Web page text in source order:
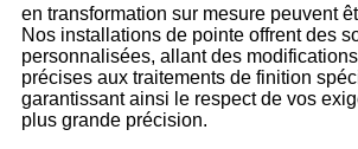
en transformation sur mesure peuvent
Nos installations de pointe offrent des
personnalisées, allant des
précises aux traitements de finition
garantissant ainsi le respect de vos
plus grande précision.